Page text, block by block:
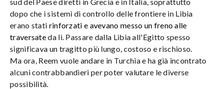
dopo che i sistemi di controllo delle frontiere in Libia
erano stati rinforzati e avevano messo un freno alle
traversateda lì. Passare dalla Libia all'Egitto spesso
significava un tragitto più lungo, costoso e rischioso.
Ma ora, Reem vuole andare in Turchia e ha già incontrato
alcuni contrabbandieri per poter valutare le diverse
possibilità.